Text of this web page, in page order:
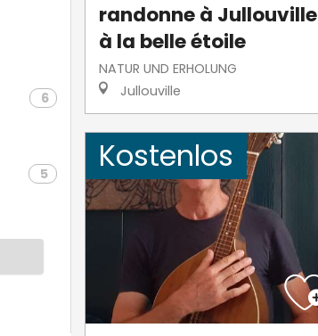
6
5
randonne à Jullouville
à la belle étoile
NATUR UND ERHOLUNG
Jullouville
Kostenlos